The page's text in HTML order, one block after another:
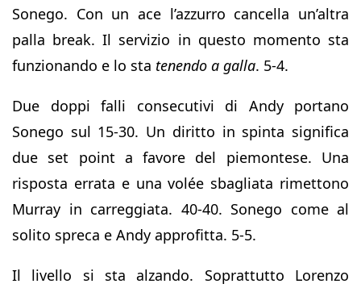
Sonego. Con un ace l’azzurro cancella un’altra
palla break. Il servizio in questo momento sta
funzionando e lo sta tenendo a galla. 5-4.
Due doppi falli consecutivi di Andy portano
Sonego sul 15-30. Un diritto in spinta significa
due set point a favore del piemontese. Una
risposta errata e una volée sbagliata rimettono
Murray in carreggiata. 40-40. Sonego come al
solito spreca e Andy approfitta. 5-5.
Il livello si sta alzando. Soprattutto Lorenzo